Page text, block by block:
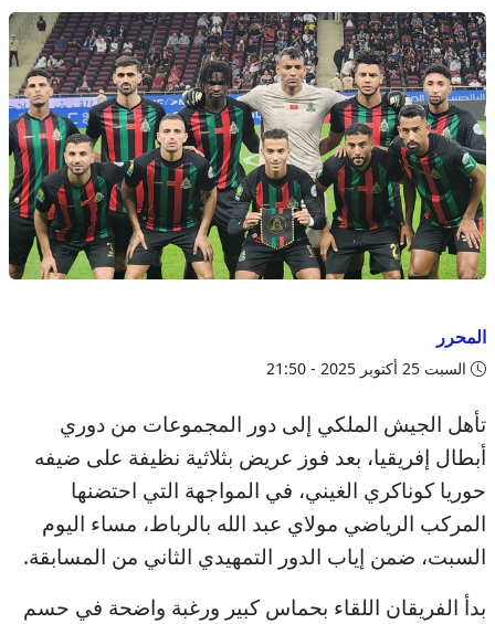
المحرر
السبت 25 أكتوبر 2025 - 21:50
تأهل الجيش الملكي إلى دور المجموعات من دوري
أبطال إفريقيا، بعد فوز عريض بثلاثية نظيفة على ضيفه
حوريا كوناكري الغيني، في المواجهة التي احتضنها
المركب الرياضي مولاي عبد الله بالرباط، مساء اليوم
السبت، ضمن إياب الدور التمهيدي الثاني من المسابقة.
بدأ الفريقان اللقاء بحماس كبير ورغبة واضحة في حسم